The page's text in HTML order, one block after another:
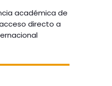
académica de
directo a